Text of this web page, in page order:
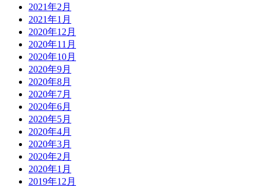
2021年2月
2021年1月
2020年12月
2020年11月
2020年10月
2020年9月
2020年8月
2020年7月
2020年6月
2020年5月
2020年4月
2020年3月
2020年2月
2020年1月
2019年12月